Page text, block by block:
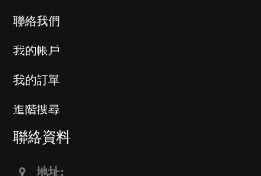
聯絡我們
我的帳戶
我的訂單
進階搜尋
聯絡資料
地址: